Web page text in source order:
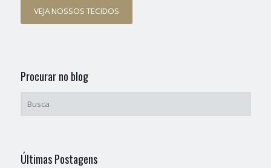
VEJA NOSSOS TECIDOS
Procurar no blog
Últimas Postagens